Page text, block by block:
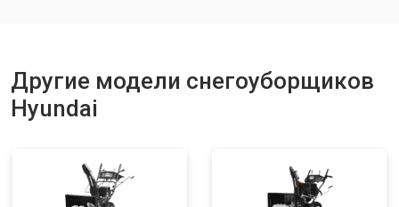
Ремонт редуктора от 4430 ₽
Замена катушки зажигания
Замена маховика Заказать
Другие модели снегоуборщиков
Hyundai